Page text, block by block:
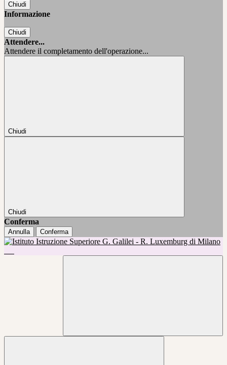
Chiudi
Informazione
Chiudi
Attendere...
Attendere il completamento dell'operazione...
Chiudi
Chiudi
Conferma
Annulla Conferma